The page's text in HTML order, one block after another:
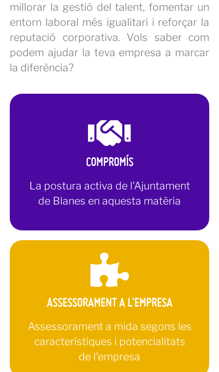
millorar la gestió del talent, fomentar un
entorn laboral més igualitari i reforçar la
reputació corporativa. Vols saber com
podem ajudar la teva empresa a marcar
la diferència?
COMPROMÍS
La postura activa de l'Ajuntament
de Blanes en aquesta matèria
Saber-ne més
ASSESSORAMENT A L'EMPRESA
Assessorament a mida segons les
característiques i potencialitats
de l'empresa